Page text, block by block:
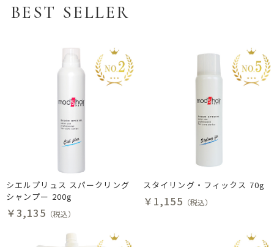
BEST SELLER
シエルプリュス スパークリング
シャンプー 200g
￥3,135 （税込）
スタイリング・フィックス 70g
￥1,155 （税込）